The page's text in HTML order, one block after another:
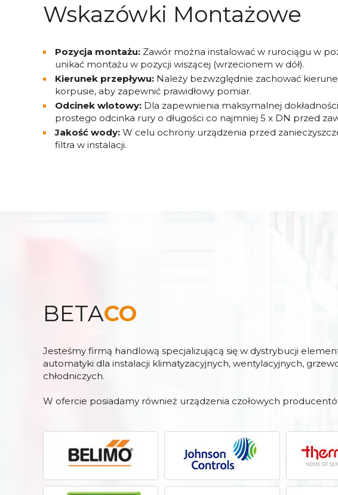
Wskazówki Montażowe
Pozycja montażu: Zawór można instalować w rurociągu w
unikać montażu w pozycji wiszącej (wrzecionem w dół).
Kierunek przepływu: Należy bezwzględnie zachować
korpusie, aby zapewnić prawidłowy pomiar.
Odcinek wlotowy: Dla zapewnienia maksymalnej
prostego odcinka rury o długości co najmniej 5 x DN przed
Jakość wody: W celu ochrony urządzenia przed
filtra w instalacji.
BETACO
Jesteśmy firmą handlową specjalizującą się w dystrybucji
automatyki dla instalacji klimatyzacyjnych, wentylacyjnych,
chłodniczych.
W ofercie posiadamy również urządzenia czołowych